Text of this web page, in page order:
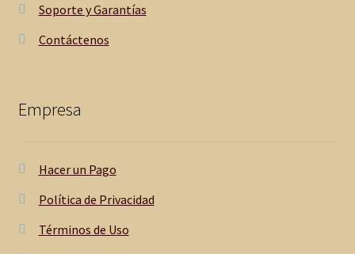
Soporte y Garantías
Contáctenos
Empresa
Hacer un Pago
Política de Privacidad
Términos de Uso